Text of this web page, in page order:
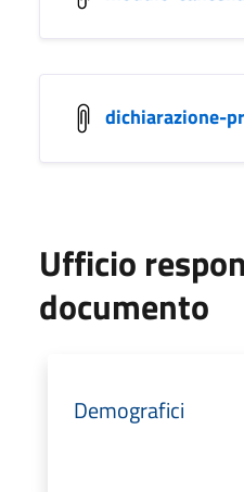
dichiarazione-
Ufficio
documento
Demografici